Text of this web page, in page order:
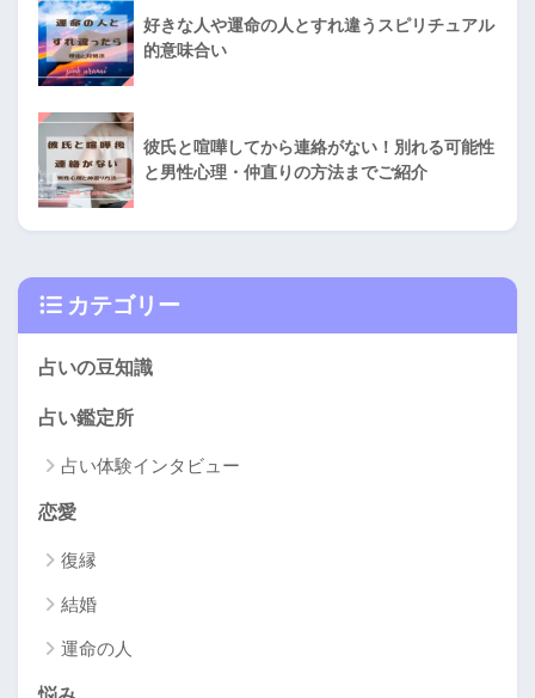
好きな人や運命の人とすれ違うスピリチュアル
的意味合い
彼氏と喧嘩してから連絡がない！別れる可能性
と男性心理・仲直りの方法までご紹介
カテゴリー
占いの豆知識
占い鑑定所
占い体験インタビュー
恋愛
復縁
結婚
運命の人